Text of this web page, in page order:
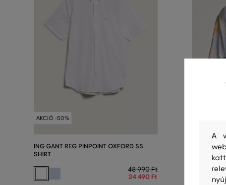
AKCIÓ -50%
ING GANT REG PINPOINT OXFORD SS
SHIRT
48 990 Ft
24 490 Ft
ING GANT
Elérhető
A